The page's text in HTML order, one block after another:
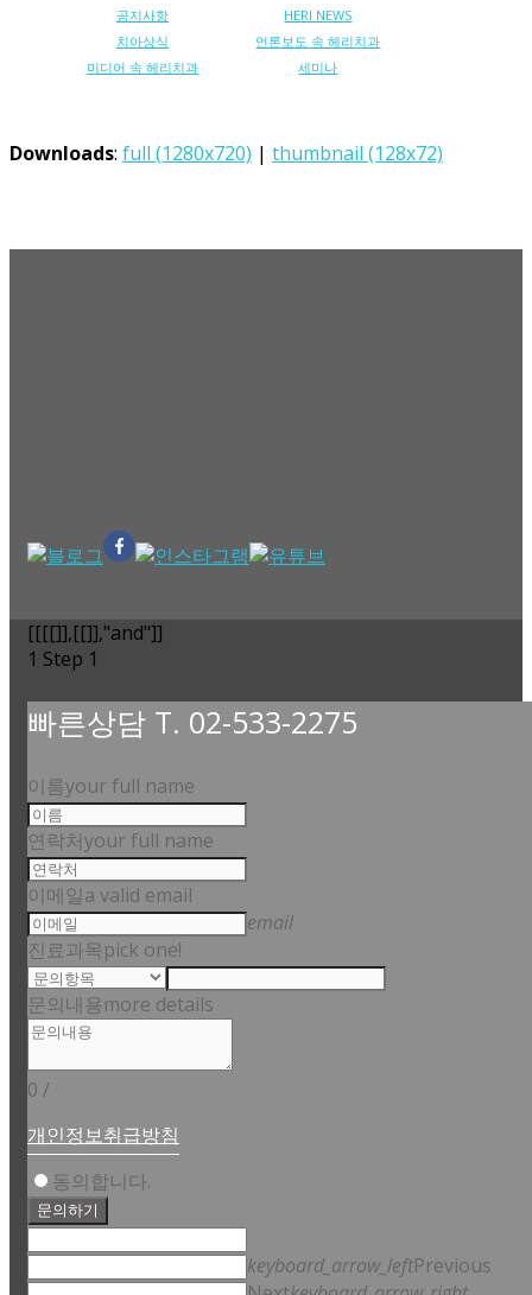
공지사항
HERI NEWS
치아상식
언론보도 속 헤리치과
미디어 속 헤리치과
세미나
Downloads: full (1280x720) | thumbnail (128x72)
[[[[]],[[]],"and"]]
1 Step 1
빠른상담 T. 02-533-2275
이름your full name
연락처your full name
이메일a valid email
email
진료과목pick one!
문의내용more details
0 /
개인정보취급방침
동의합니다.
문의하기
keyboard_arrow_leftPrevious